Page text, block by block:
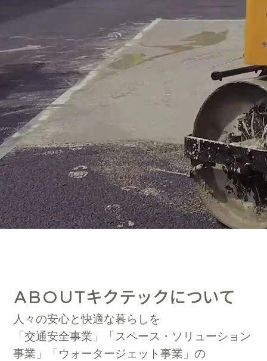
ABOUTキクテックについて
人々の安心と快適な暮らしを
「交通安全事業」「スペース・ソリューション
事業」「ウォータージェット事業」の